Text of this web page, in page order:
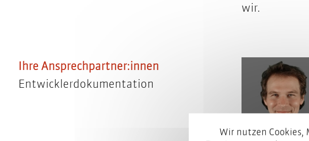
wir.
Ihre Ansprechpartner:innen
Entwicklerdokumentation
Wir nutzen Cookies,